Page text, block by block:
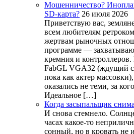
Мошенничество?
SD-карта? 26 июля 2026
Приветствую вас,
всем любителям
жертвам рыночных
программе —
кремния и
FabGL VGA32 (ждущий
пока как актер
оказались не теми, за
Идеальное […]
Когда засыпальщик
И снова стемнело.
часах какое-то
сонный, но в кровать не